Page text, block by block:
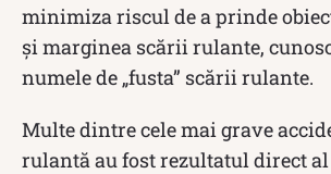
minimiza riscul de a prinde
și marginea scării rulante,
numele de „fusta” scării rulante.
Multe dintre cele mai grave
rulantă au fost rezultatul direct